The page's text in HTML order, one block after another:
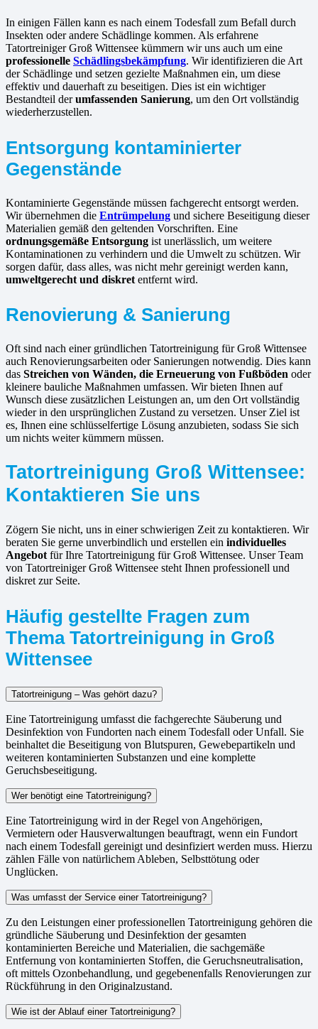
In einigen Fällen kann es nach einem Todesfall zum Befall durch
Insekten oder andere Schädlinge kommen. Als erfahrene
Tatortreiniger Groß Wittensee kümmern wir uns auch um eine
professionelle Schädlingsbekämpfung. Wir identifizieren die Art
der Schädlinge und setzen gezielte Maßnahmen ein, um diese
effektiv und dauerhaft zu beseitigen. Dies ist ein wichtiger
Bestandteil derumfassenden Sanierung, um den Ort vollständig
wiederherzustellen.
Entsorgung kontaminierter
Gegenstände
Kontaminierte Gegenstände müssen fachgerecht entsorgt werden.
Wir übernehmen die Entrümpelung und sichere Beseitigung dieser
Materialien gemäß den geltenden Vorschriften. Eine
ordnungsgemäße Entsorgung ist unerlässlich, um weitere
Kontaminationen zu verhindern und die Umwelt zu schützen. Wir
sorgen dafür, dass alles, was nicht mehr gereinigt werden kann,
umweltgerecht und diskret entfernt wird.
Renovierung & Sanierung
Oft sind nach einer gründlichen Tatortreinigung für Groß Wittensee
auch Renovierungsarbeiten oder Sanierungen notwendig. Dies kann
das Streichen von Wänden, die Erneuerung von Fußböden oder
kleinere bauliche Maßnahmen umfassen. Wir bieten Ihnen auf
Wunsch diese zusätzlichen Leistungen an, um den Ort vollständig
wieder in den ursprünglichen Zustand zu versetzen. Unser Ziel ist
es, Ihnen eine schlüsselfertige Lösung anzubieten, sodass Sie sich
um nichts weiter kümmern müssen.
Tatortreinigung Groß Wittensee:
Kontaktieren Sie uns
Zögern Sie nicht, uns in einer schwierigen Zeit zu kontaktieren. Wir
beraten Sie gerne unverbindlich und erstellen ein individuelles
Angebot für Ihre Tatortreinigung für Groß Wittensee. Unser Team
von Tatortreiniger Groß Wittensee steht Ihnen professionell und
diskret zur Seite.
Häufig gestellte Fragen zum
Thema Tatortreinigung in Groß
Wittensee
Tatortreinigung – Was gehört dazu?
Eine Tatortreinigung umfasst die fachgerechte Säuberung und
Desinfektion von Fundorten nach einem Todesfall oder Unfall. Sie
beinhaltet die Beseitigung von Blutspuren, Gewebepartikeln und
weiteren kontaminierten Substanzen und eine komplette
Geruchsbeseitigung.
Wer benötigt eine Tatortreinigung?
Eine Tatortreinigung wird in der Regel von Angehörigen,
Vermietern oder Hausverwaltungen beauftragt, wenn ein Fundort
nach einem Todesfall gereinigt und desinfiziert werden muss. Hierzu
zählen Fälle von natürlichem Ableben, Selbsttötung oder
Unglücken.
Was umfasst der Service einer Tatortreinigung?
Zu den Leistungen einer professionellen Tatortreinigung gehören die
gründliche Säuberung und Desinfektion der gesamten
kontaminierten Bereiche und Materialien, die sachgemäße
Entfernung von kontaminierten Stoffen, die Geruchsneutralisation,
oft mittels Ozonbehandlung, und gegebenenfalls Renovierungen zur
Rückführung in den Originalzustand.
Wie ist der Ablauf einer Tatortreinigung?